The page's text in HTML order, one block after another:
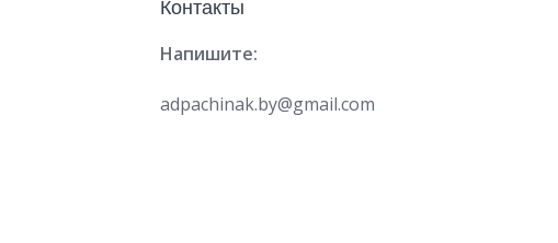
Контакты
Напишите:
adpachinak.by@gmail.com